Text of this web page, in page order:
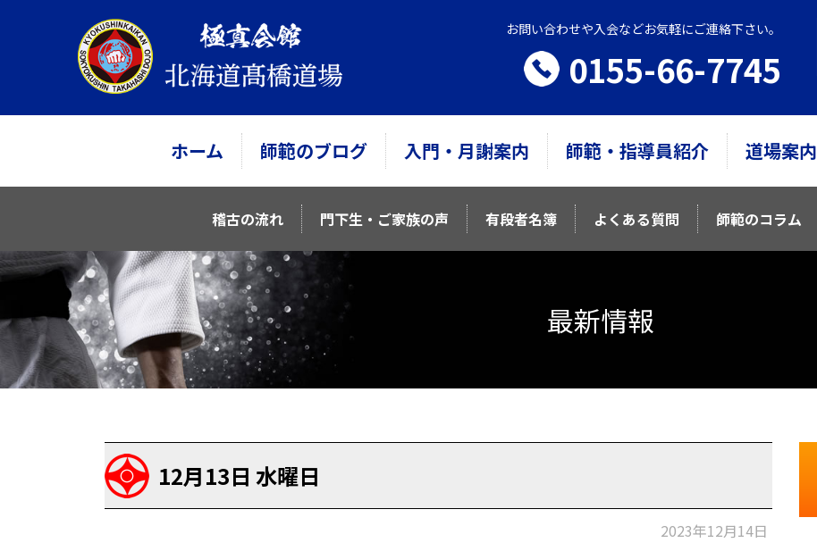
お問い合わせや入会などお気軽にご連絡下さい。
0155-66-7745
ホーム 師範のブログ 入門・月謝案内 師範・指導員紹介 道場案内
稽古の流れ 門下生・ご家族の声 有段者名簿 よくある質問 師範のコラム
最新情報
12月13日 水曜日
2023年12月14日